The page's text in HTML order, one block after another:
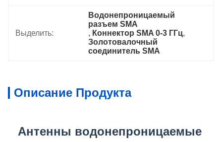
Выделить:
Водонепроницаемый
разъем SMA
, Коннектор SMA 0-3 ГГц,
Золотовалочный
соединитель SMA
Описание Продукта
Антенны водонепроницаемые